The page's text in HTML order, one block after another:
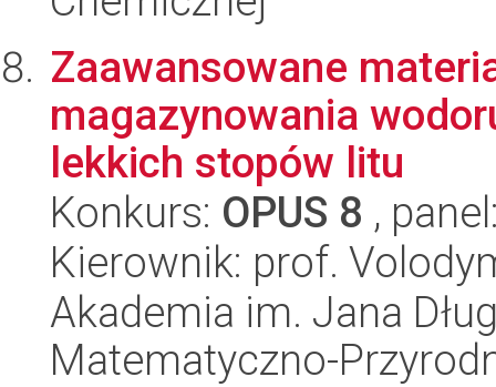
Zaawansowane
magazynowania
lekkich stopów litu
Konkurs: OPUS 8 ,
Kierownik: prof.
Akademia im. Jana
Matematyczno-